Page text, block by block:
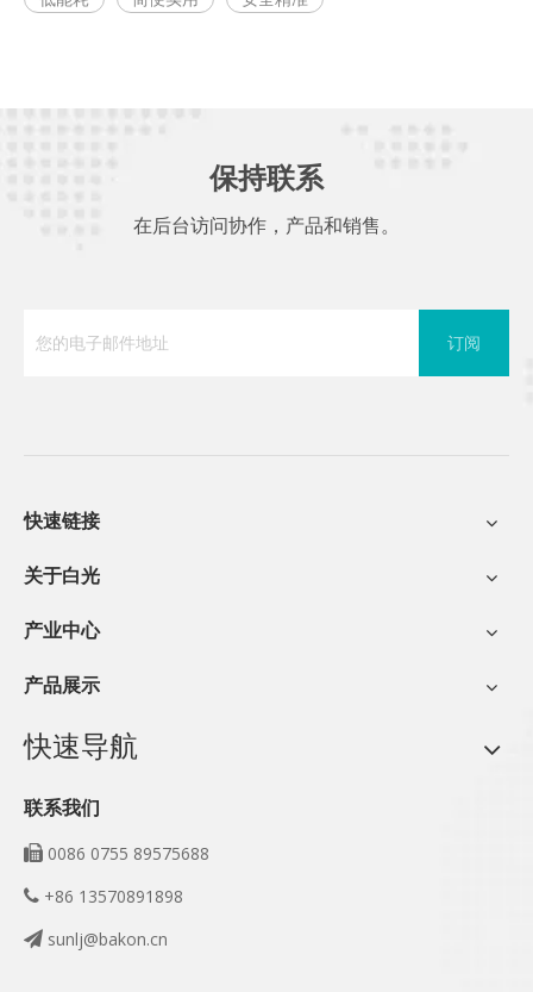
保持联系
在后台访问协作，产品和销售。
订阅
快速链接
关于白光
产业中心
产品展示
快速导航
联系我们
 0086 0755 89575688
 +86 13570891898
 sunlj@bakon.cn